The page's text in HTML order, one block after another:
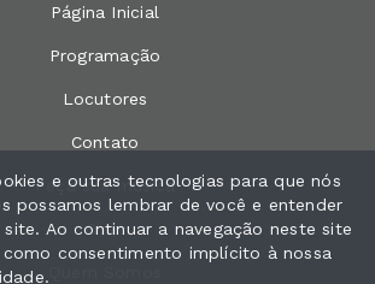
Página Inicial
Programação
Locutores
Contato
Peça sua música
Chat
e outras tecnologias para que nós
possamos lembrar de você e entender
Ao continuar a navegação neste site
consentimento implícito à nossa
.